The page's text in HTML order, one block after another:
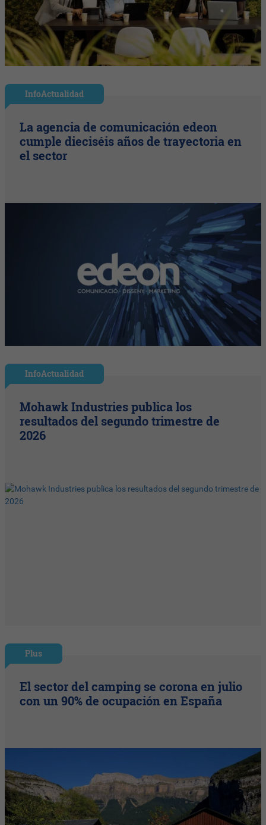
InfoActualidad
La agencia de comunicación edeon
cumple dieciséis años de trayectoria en
el sector
InfoActualidad
Mohawk Industries publica los
resultados del segundo trimestre de
2026
Plus
El sector del camping se corona en julio
con un 90% de ocupación en España